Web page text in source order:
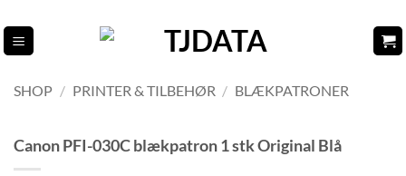
til
indhold
SHOP / PRINTER & TILBEHØR / BLÆKPATRONER
Canon PFI-030C blækpatron 1 stk Original Blå